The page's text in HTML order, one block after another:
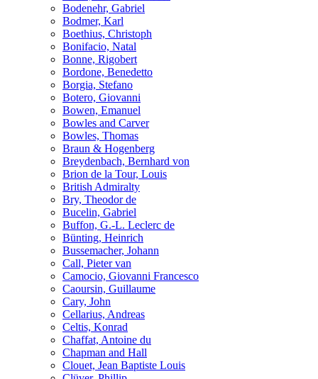
Bodenehr, Gabriel
Bodmer, Karl
Boethius, Christoph
Bonifacio, Natal
Bonne, Rigobert
Bordone, Benedetto
Borgia, Stefano
Botero, Giovanni
Bowen, Emanuel
Bowles and Carver
Bowles, Thomas
Braun & Hogenberg
Breydenbach, Bernhard von
Brion de la Tour, Louis
British Admiralty
Bry, Theodor de
Bucelin, Gabriel
Buffon, G.-L. Leclerc de
Bünting, Heinrich
Bussemacher, Johann
Call, Pieter van
Camocio, Giovanni Francesco
Caoursin, Guillaume
Cary, John
Cellarius, Andreas
Celtis, Konrad
Chaffat, Antoine du
Chapman and Hall
Clouet, Jean Baptiste Louis